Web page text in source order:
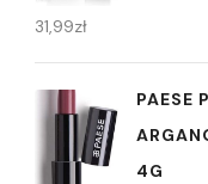
31,99zł
PAESE
4G